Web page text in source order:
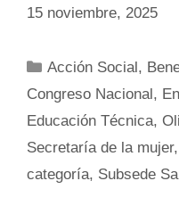
15 noviembre, 2025
Categorías
Acción Social ,
Congreso Nacional ,
Educación Técnica,
Secretaría de la mujer,
categoría, Subsede